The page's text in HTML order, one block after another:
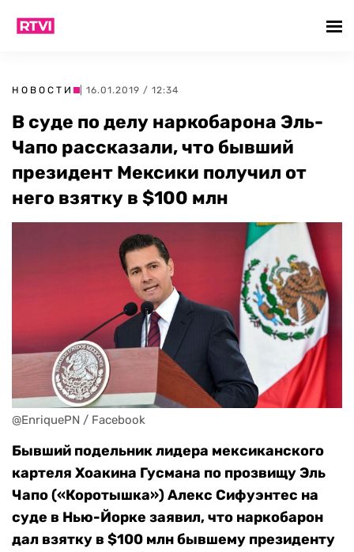
НОВОСТИ | 16.01.2019 / 12:34
В суде по делу наркобарона Эль-
Чапо рассказали, что бывший
президент Мексики получил от
него взятку в $100 млн
@EnriquePN / Facebook
Бывший подельник лидера мексиканского
картеля Хоакина Гусмана по прозвищу Эль
Чапо («Коротышка») Алекс Сифуэнтес на
суде в Нью-Йорке заявил, что наркобарон
дал взятку в $100 млн бывшему президенту